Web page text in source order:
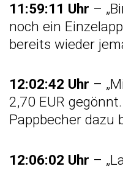
11:59:11 Uhr –
noch ein
bereits wieder
12:02:42 Uhr –
2,70 EUR
Pappbecher dazu
12:06:02 Uhr –